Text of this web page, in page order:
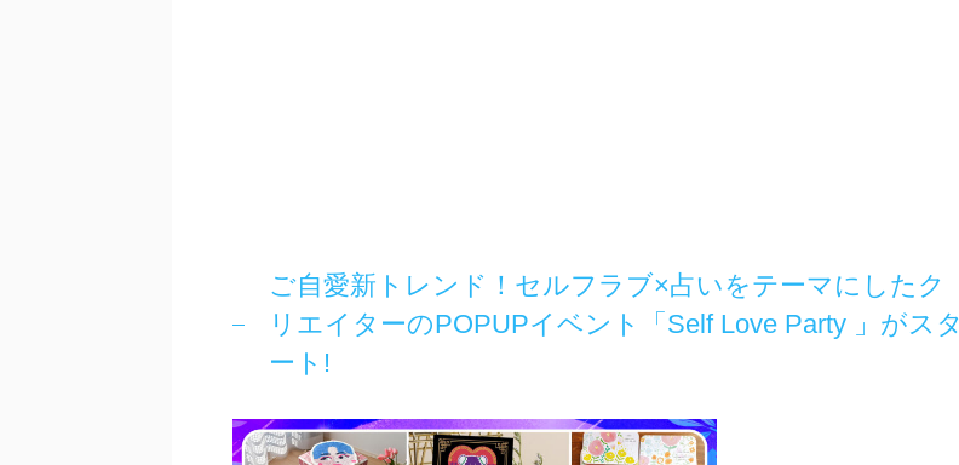
ご自愛新トレンド！セルフラブ×占いをテーマにしたク
リエイターのPOPUPイベント「Self Love Party 」がスタ
ート!